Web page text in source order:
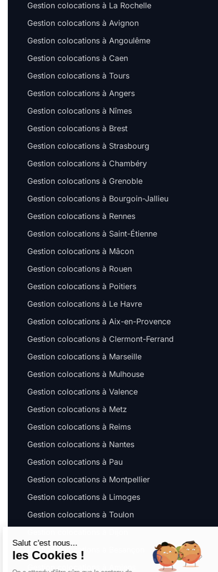
Gestion colocations à La Rochelle
Gestion colocations à Avignon
Gestion colocations à Angoulême
Gestion colocations à Caen
Gestion colocations à Tours
Gestion colocations à Angers
Gestion colocations à Nîmes
Gestion colocations à Brest
Gestion colocations à Strasbourg
Gestion colocations à Chambéry
Gestion colocations à Grenoble
Gestion colocations à Bourgoin-Jallieu
Gestion colocations à Rennes
Gestion colocations à Saint-Étienne
Gestion colocations à Mâcon
Gestion colocations à Rouen
Gestion colocations à Poitiers
Gestion colocations à Le Havre
Gestion colocations à Aix-en-Provence
Gestion colocations à Clermont-Ferrand
Gestion colocations à Marseille
Gestion colocations à Mulhouse
Gestion colocations à Valence
Gestion colocations à Metz
Gestion colocations à Reims
Gestion colocations à Nantes
Gestion colocations à Pau
Gestion colocations à Montpellier
Gestion colocations à Limoges
Gestion colocations à Toulon
Gestion colocations à Besançon
Gestion colocations à Amiens
Salut c'est nous...
les Cookies !